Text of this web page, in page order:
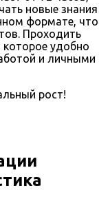
новые знания
формате, что
Проходить
удобно
и личными
рост!